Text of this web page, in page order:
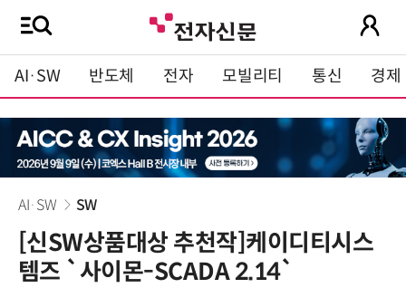
AI·SW 반도체 전자 모빌리티 통신 경제
AI·SW SW
[신SW상품대상 추천작]케이디티시스
템즈 `사이몬-SCADA 2.14`